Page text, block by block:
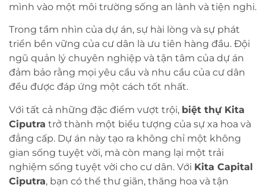
mình vào một môi trường sống an lành và tiện nghi.
Trong tầm nhìn của dự án, sự hài lòng và sự phát
triển bền vững của cư dân là ưu tiên hàng đầu. Đội
ngũ quản lý chuyên nghiệp và tận tâm của dự án
đảm bảo rằng mọi yêu cầu và nhu cầu của cư dân
đều được đáp ứng một cách tốt nhất.
Với tất cả những đặc điểm vượt trội, biệt thự Kita
Ciputra trở thành một biểu tượng của sự xa hoa và
đẳng cấp. Dự án này tạo ra không chỉ một không
gian sống tuyệt vời, mà còn mang lại một trải
nghiệm sống tuyệt vời cho cư dân. Với Kita Capital
Ciputra, bạn có thể thư giãn, thăng hoa và tận